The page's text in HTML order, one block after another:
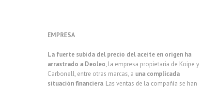
EMPRESA
La fuerte subida del precio del aceite en origen ha
arrastrado a Deoleo, la empresa propietaria de Koipe y
Carbonell, entre otras marcas, a una complicada
situación financiera. Las ventas de la compañía se han